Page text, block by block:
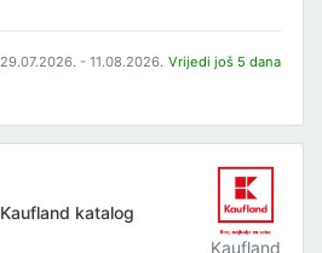
29.07.2026. - 11.08.2026. Vrijedi još 5 dana
Kaufland katalog
Kaufland